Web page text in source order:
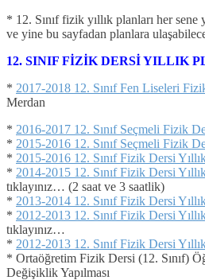
* 12. Sınıf fizik yıllık planları her
ve yine bu sayfadan planlara
12. SINIF FİZİK DERSİ YILLIK
* 2017-2018 12. Sınıf Fen Liseleri
Merdan
* 2016-2017 12. Sınıf Seçmeli Fizik
* 2015-2016 12. Sınıf Seçmeli Fizik
* 2015-2016 12. Sınıf Fizik Dersi
* 2014-2015 12. Sınıf Fizik Dersi
tıklayınız… (2 saat ve 3 saatlik)
* 2013-2014 12. Sınıf Fizik Dersi
* 2012-2013 12. Sınıf Fizik Dersi
tıklayınız…
* 2012-2013 12. Sınıf Fizik Dersi
* Ortaöğretim Fizik Dersi (12. Sınıf)
Değişiklik Yapılması